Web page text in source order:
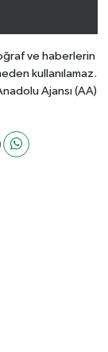
ve haberlerin
kullanılamaz.
Ajansı (AA)